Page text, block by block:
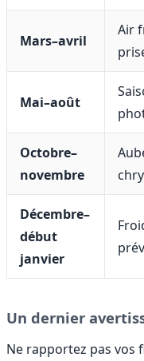
Mars–avril
Air
Mai–août
Octobre–
novembre
Décembre–
début
janvier
Un dernier
Ne rapportez pas vos